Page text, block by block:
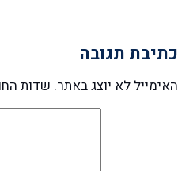
כתיבת תגובה
האימייל לא יוצג באתר. שדות